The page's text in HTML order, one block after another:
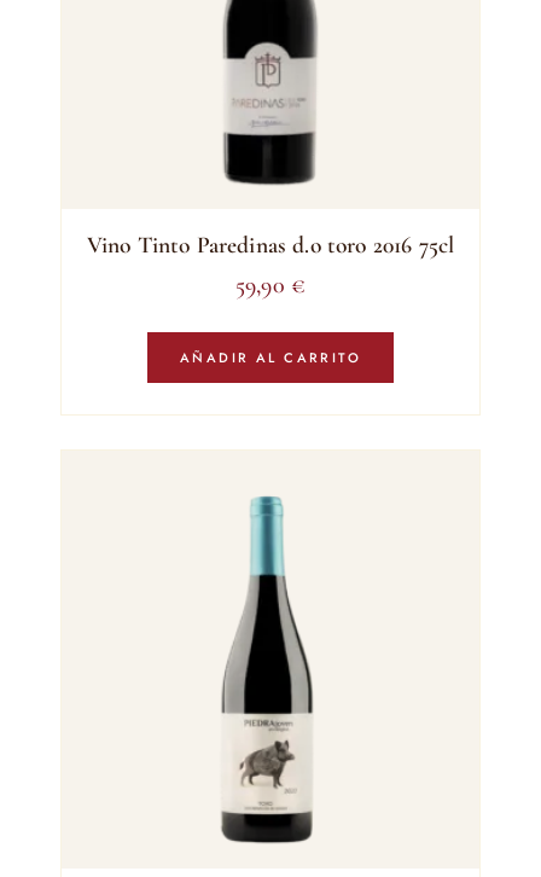
Vino Tinto Paredinas d.o toro 2016 75cl
59,90 €
AÑADIR AL CARRITO